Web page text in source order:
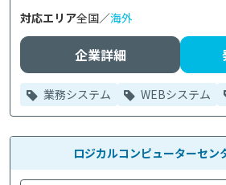
対応エリア全国／海外
企業詳細
業務システム WEBシステム
ロジカルコンピューターセン